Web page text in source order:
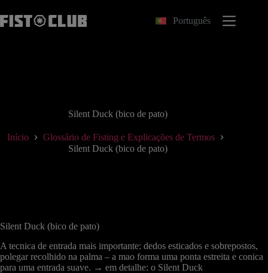
para
o
Português
Silent Duck (bico de pato)
Início
Glossário de Fisting e Explicações de Termos
Silent Duck (bico de pato)
Silent Duck (bico de pato)
A tecnica de entrada mais importante: dedos esticados e sobrepostos,
polegar recolhido na palma – a mao forma uma ponta estreita e conica
para uma entrada suave. → em detalhe: o Silent Duck